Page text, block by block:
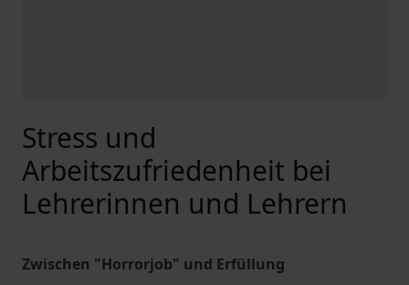
Stress und
Arbeitszufriedenheit bei
Lehrerinnen und Lehrern
Zwischen "Horrorjob" und Erfüllung